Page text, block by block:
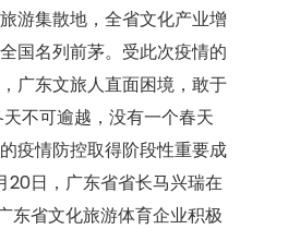
游集散地，全省文化产业增
国名列前茅。受此次疫情的
广东文旅人直面困境，敢于
不可逾越，没有一个春天
疫情防控取得阶段性重要成
20日，广东省省长马兴瑞在
东省文化旅游体育企业积极